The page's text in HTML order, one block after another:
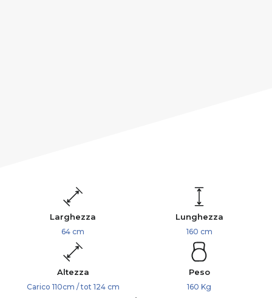
Larghezza
64 cm
Lunghezza
160 cm
Altezza
Carico 110cm / tot 124 cm
Peso
160 Kg